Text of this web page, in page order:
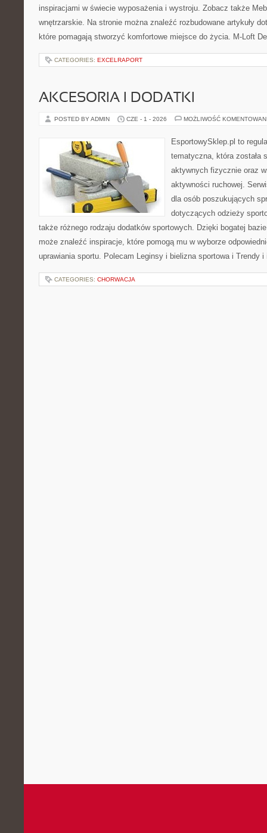
inspiracjami w świecie wyposażenia i wystroju. Zobacz także
wnętrzarskie. Na stronie można znaleźć rozbudowane artykuły
które pomagają stworzyć komfortowe miejsce do życia. M-Loft
CATEGORIES: EXCELRAPORT
AKCESORIA I DODATKI
POSTED BY ADMIN CZE - 1 - 2026 MOŻLIWOŚĆ
EsportowySklep.pl to
tematyczna, która została
aktywnych fizycznie oraz
aktywności ruchowej.
dla osób poszukujących
dotyczących odzieży
także różnego rodzaju dodatków sportowych. Dzięki bogatej
może znaleźć inspiracje, które pomogą mu w wyborze
uprawiania sportu. Polecam Leginsy i bielizna sportowa i Trendy
CATEGORIES: CHORWACJA